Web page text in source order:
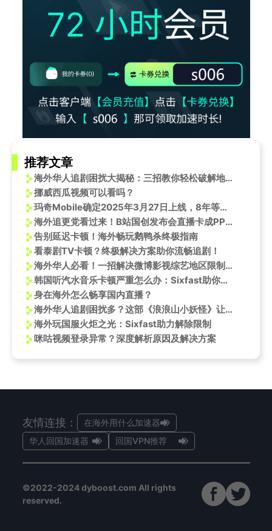
推荐文章
海外华人追剧困扰大揭秘：三招教你轻松破解地区限制看国内热门影视
挪威西瓜视频可以看吗？
玛奇Mobile确定2025年3月27日上线，8年等待终揭神秘面纱
海外追更党看过来！B站国创发布会直播卡成PPT？我试了3招终于流畅了
告别延迟卡顿！海外畅玩鹅鸭杀终极指南
看泰剧TV卡顿？终极解决方案助你流畅追剧！
海外华人必看！一招解决微博影视综艺地区限制，潘斌龙新片《不再退缩》定档信息速递
韩国听汽水音乐卡顿严重怎么办：Sixfast助你无忧听歌
身在海外怎么畅享国内直播？
海外华人追剧困扰多？这部《浪浪山小妖怪》让你体验无障碍观剧新方式
海外玩国服火炬之光：Sixfast助力解除限制
咪咕视频登录异常？深度解析原因及解决方案
友情连接：
在海外用什么加速器
华人回国加速器
回国VPN推荐
©2022-2024 dyboost.com All rights
reserved.